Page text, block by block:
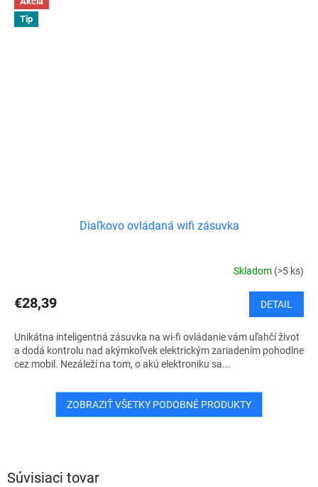
Súvisiaci tovar
Tip
Diaľkovo ovládaná wifi zásuvka
Skladom (>5 ks)
€28,39 DETAIL
Unikátna inteligentná zásuvka na wi-fi ovládanie vám uľahčí život
a dodá kontrolu nad akýmkoľvek elektrickým zariadením pohodlne
cez mobil. Nezáleží na tom, o akú elektroniku sa...
ZOBRAZIŤ VŠETKY PODOBNÉ PRODUKTY